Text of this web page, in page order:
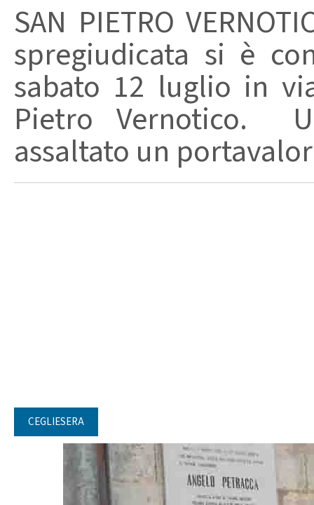
SAN PIETRO
spregiudicata si è
sabato 12 luglio in
Pietro Vernotico.
assaltato un
CEGLIESERA